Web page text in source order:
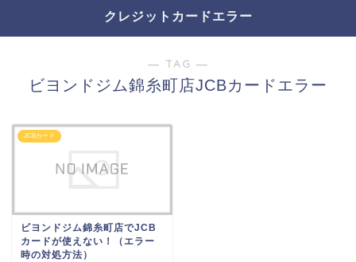
クレジットカードエラー
― TAG ―
ビヨンドジム錦糸町店JCBカードエラー
JCBカード
ビヨンドジム錦糸町店でJCB
カードが使えない！（エラー
時の対処方法）